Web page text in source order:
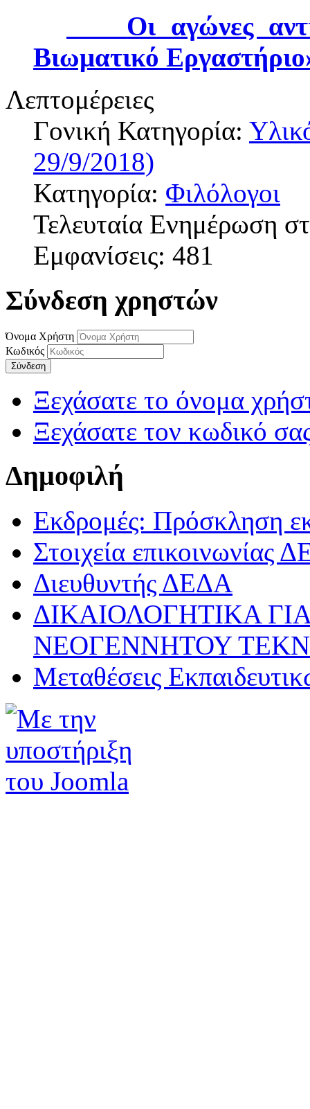
Οι αγώνες
Βιωματικό
Λεπτομέρειες
Γονική Κατηγορία:
29/9/2018)
Κατηγορία: Φιλόλογοι
Τελευταία Ενημέρωση
Εμφανίσεις: 481
Σύνδεση χρηστών
Όνομα Χρήστη
Κωδικός
Σύνδεση
Ξεχάσατε το όνομα
Ξεχάσατε τον κωδικό
Δημοφιλή
Εκδρομές: Πρόσκληση
Στοιχεία επικοινωνίας
Διευθυντής ΔΕΔΑ
ΔΙΚΑΙΟΛΟΓΗΤΙΚΑ
ΝΕΟΓΕΝΝΗΤΟΥ
Μεταθέσεις